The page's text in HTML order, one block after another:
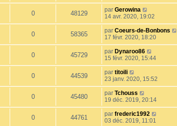
0 48129 par Gerowina
14 avr. 2020, 19:02
0 58365 par Coeurs-de-Bonbons
17 févr. 2020, 18:20
0 45729 par Dynaroo86
15 févr. 2020, 15:44
0 44539 par titoili
23 janv. 2020, 15:52
0 45480 par Tchouss
19 déc. 2019, 20:14
0 44761 par frederic1992
03 déc. 2019, 11:01